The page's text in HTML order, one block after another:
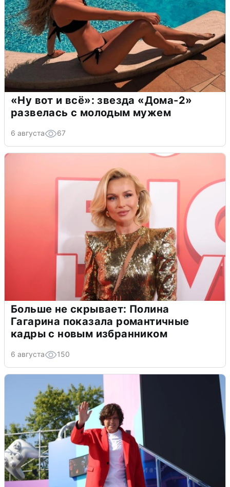
«Ну вот и всё»: звезда «Дома-2»
развелась с молодым мужем
6 августа 67
Больше не скрывает: Полина
Гагарина показала романтичные
кадры с новым избранником
6 августа 150